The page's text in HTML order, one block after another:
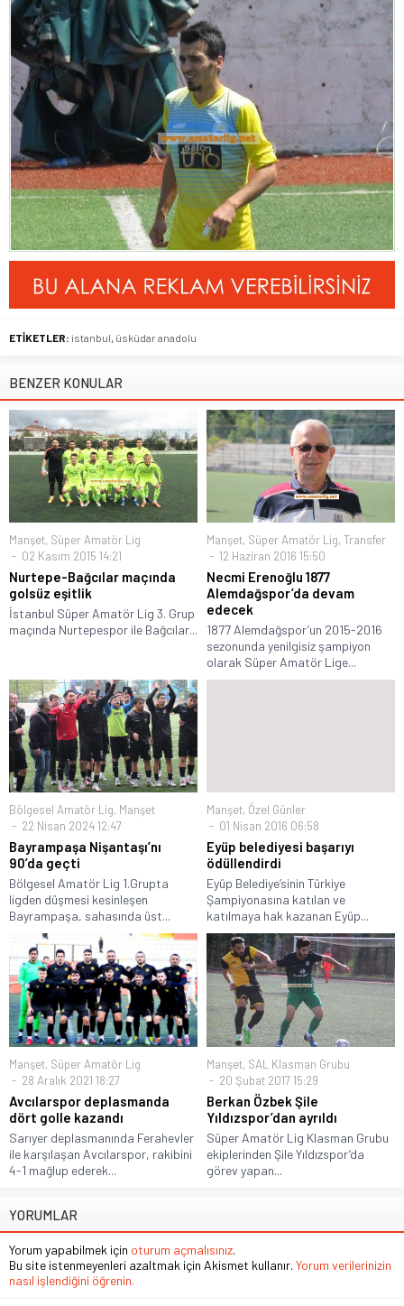
ETİKETLER: istanbul üsküdar anadolu
BENZER KONULAR
Manşet, Süper Amatör Lig
02 Kasım 2015 14:21
Nurtepe-Bağcılar maçında
golsüz eşitlik
İstanbul Süper Amatör Lig 3. Grup
maçında Nurtepespor ile Bağcılar...
Manşet, Süper Amatör Lig, Transfer
12 Haziran 2016 15:50
Necmi Erenoğlu 1877
Alemdağspor’da devam
edecek
1877 Alemdağspor’un 2015-2016
sezonunda yenilgisiz şampiyon
olarak Süper Amatör Lige...
Bölgesel Amatör Lig, Manşet
22 Nisan 2024 12:47
Bayrampaşa Nişantaşı’nı
90’da geçti
Bölgesel Amatör Lig 1.Grupta
ligden düşmesi kesinleşen
Bayrampaşa, sahasında üst...
Manşet, Özel Günler
01 Nisan 2016 06:58
Eyüp belediyesi başarıyı
ödüllendirdi
Eyüp Belediye’sinin Türkiye
Şampiyonasına katılan ve
katılmaya hak kazanan Eyüp...
Manşet, Süper Amatör Lig
28 Aralık 2021 18:27
Avcılarspor deplasmanda
dört golle kazandı
Sarıyer deplasmanında Ferahevler
ile karşılaşan Avcılarspor, rakibini
4-1 mağlup ederek...
Manşet, SAL Klasman Grubu
20 Şubat 2017 15:29
Berkan Özbek Şile
Yıldızspor’dan ayrıldı
Süper Amatör Lig Klasman Grubu
ekiplerinden Şile Yıldızspor’da
görev yapan...
YORUMLAR
Yorum yapabilmek için oturum açmalısınız.
Bu site istenmeyenleri azaltmak için Akismet kullanır. Yorum verilerinizin
nasıl işlendiğini öğrenin.